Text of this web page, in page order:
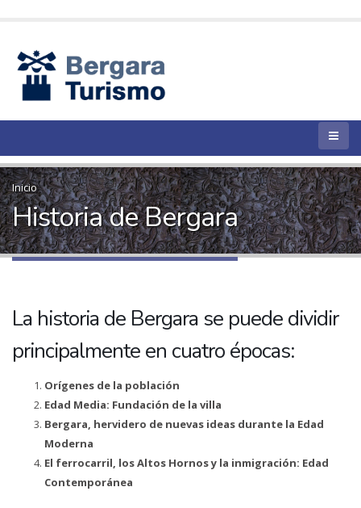
Inicio
Historia de Bergara
La historia de Bergara se puede dividir
principalmente en cuatro épocas:
Orígenes de la población
Edad Media: Fundación de la villa
Bergara, hervidero de nuevas ideas durante la Edad
Moderna
El ferrocarril, los Altos Hornos y la inmigración: Edad
Contemporánea